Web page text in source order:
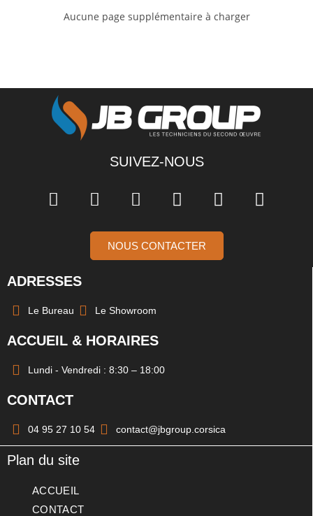
Aucune page supplémentaire à charger
SUIVEZ-NOUS
NOUS CONTACTER
ADRESSES
Le Bureau Le Showroom
ACCUEIL & HORAIRES
Lundi - Vendredi : 8:30 – 18:00
CONTACT
04 95 27 10 54 contact@jbgroup.corsica
Plan du site
ACCUEIL
CONTACT